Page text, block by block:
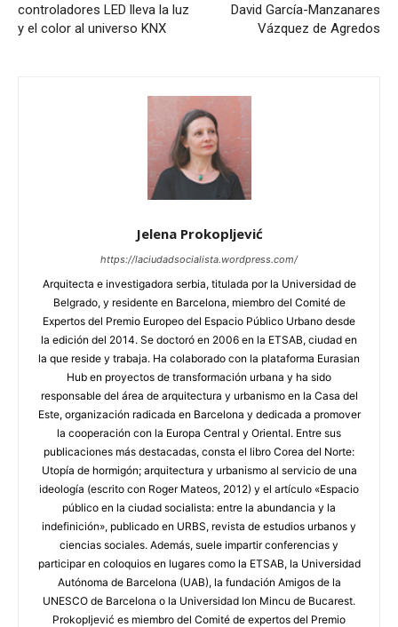
controladores LED lleva la luz
y el color al universo KNX
David García-Manzanares
Vázquez de Agredos
Jelena Prokopljević
https://laciudadsocialista.wordpress.com/
Arquitecta e investigadora serbia, titulada por la Universidad de
Belgrado, y residente en Barcelona, miembro del Comité de
Expertos del Premio Europeo del Espacio Público Urbano desde
la edición del 2014. Se doctoró en 2006 en la ETSAB, ciudad en
la que reside y trabaja. Ha colaborado con la plataforma Eurasian
Hub en proyectos de transformación urbana y ha sido
responsable del área de arquitectura y urbanismo en la Casa del
Este, organización radicada en Barcelona y dedicada a promover
la cooperación con la Europa Central y Oriental. Entre sus
publicaciones más destacadas, consta el libro Corea del Norte:
Utopía de hormigón; arquitectura y urbanismo al servicio de una
ideología (escrito con Roger Mateos, 2012) y el artículo «Espacio
público en la ciudad socialista: entre la abundancia y la
indefinición», publicado en URBS, revista de estudios urbanos y
ciencias sociales. Además, suele impartir conferencias y
participar en coloquios en lugares como la ETSAB, la Universidad
Autónoma de Barcelona (UAB), la fundación Amigos de la
UNESCO de Barcelona o la Universidad Ion Mincu de Bucarest.
Prokopljević es miembro del Comité de expertos del Premio